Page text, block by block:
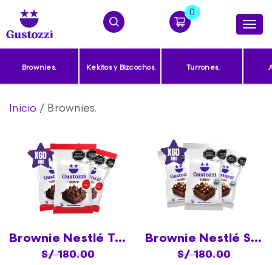
0
Productos
Contacto
CARRITO
Brownies. Kekitos y Bizcochos. Turrones.
Inicio / Brownies.
Brownie Nestlé Triangulo X60
S/ 180.00
Brownie Nestlé Sublime X60
S/ 180.00